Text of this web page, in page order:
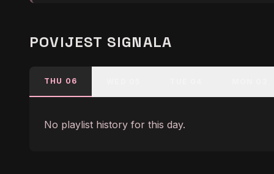
POVIJEST SIGNALA
THU 06
No playlist history for this day.